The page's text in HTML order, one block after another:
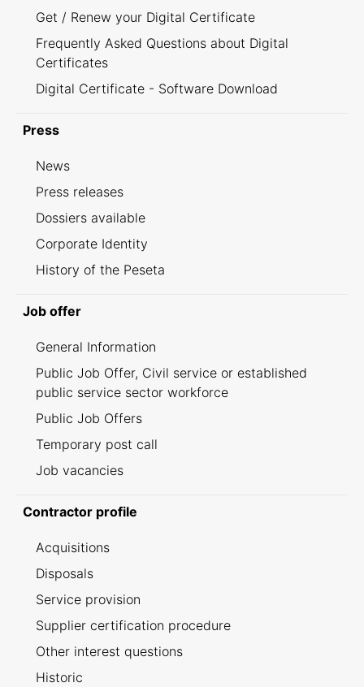
Get / Renew your Digital Certificate
Frequently Asked Questions about Digital
Certificates
Digital Certificate - Software Download
Press
News
Press releases
Dossiers available
Corporate Identity
History of the Peseta
Job offer
General Information
Public Job Offer, Civil service or established
public service sector workforce
Public Job Offers
Temporary post call
Job vacancies
Contractor profile
Acquisitions
Disposals
Service provision
Supplier certification procedure
Other interest questions
Historic